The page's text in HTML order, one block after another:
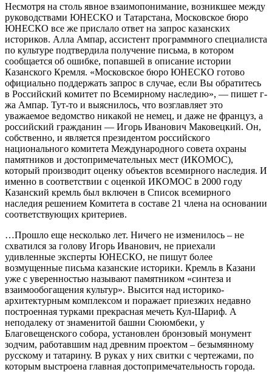
Несмотря на столь явное взаимопонимание, возникшее между
руководствами ЮНЕСКО и Татарстана, Московское бюро
ЮНЕСКО все же прислало ответ на запрос казанских
историков. Алла Ампар, ассистент программного специалиста
по культуре подтвердила получение письма, в котором
сообщается об ошибке, попавшей в описание истории
Казанского Кремля. «Московское бюро ЮНЕСКО готово
официально поддержать запрос в случае, если Вы обратитесь
в Российский комитет по Всемирному наследию», — пишет г-
жа Ампар. Тут-то и выяснилось, что возглавляет это
уважаемое ведомство никакой не немец, и даже не француз, а
российский гражданин — Игорь Иванович Маковецкий. Он,
собственно, и является президентом российского
национального комитета Международного совета охраны
памятников и достопримечательных мест (ИКОМОС),
который производит оценку объектов всемирного наследия. И
именно в соответствии с оценкой ИКОМОС в 2000 году
Казанский кремль был включен в Список всемирного
наследия решением Комитета в составе 21 члена на основании
соответствующих критериев.
…Прошло еще несколько лет. Ничего не изменилось – не
схватился за голову Игорь Иванович, не приехали
удивленные эксперты ЮНЕСКО, не пишут более
возмущенные письма казанские историки. Кремль в Казани
уже с уверенностью называют памятником «синтеза и
взаимообогащения культур». Высится над историко-
архитектурным комплексом и поражает приезжих недавно
построенная турками прекрасная мечеть Кул-Шариф. А
неподалеку от знаменитой башни Сююмбеки, у
Благовещенского собора, установлен бронзовый монумент
зодчим, работавшим над древним проектом – безымянному
русскому и татарину. В руках у них свитки с чертежами, по
которым выстроена главная достопримечательность города.